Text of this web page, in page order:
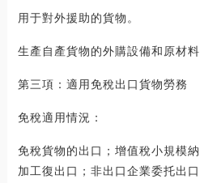
用于對外援助的貨物。
生產自產貨物的外購設備和原材料
第三項：適用免稅出口貨物勞務
免稅適用情況：
免稅貨物的出口；增值稅小規模
加工復出口；非出口企業委托出